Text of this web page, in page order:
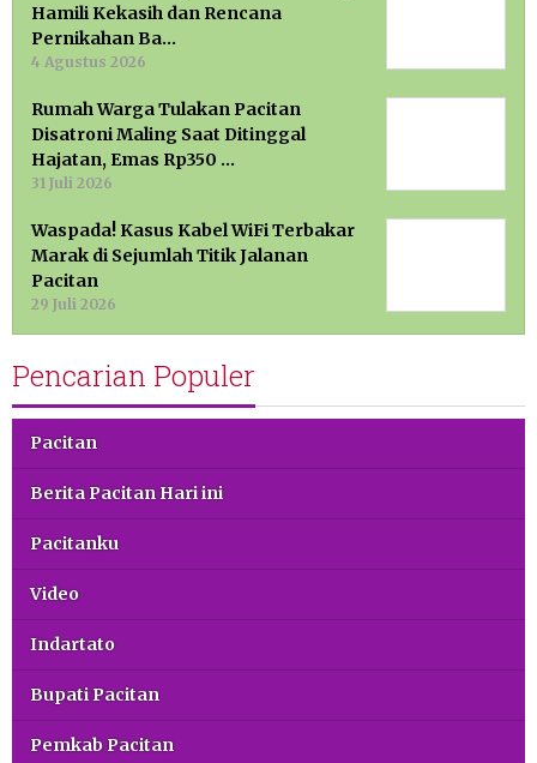
Hamili Kekasih dan Rencana
Pernikahan Ba…
4 Agustus 2026
Rumah Warga Tulakan Pacitan
Disatroni Maling Saat Ditinggal
Hajatan, Emas Rp350 …
31 Juli 2026
Waspada! Kasus Kabel WiFi Terbakar
Marak di Sejumlah Titik Jalanan
Pacitan
29 Juli 2026
Pencarian Populer
Pacitan
Berita Pacitan Hari ini
Pacitanku
Video
Indartato
Bupati Pacitan
Pemkab Pacitan